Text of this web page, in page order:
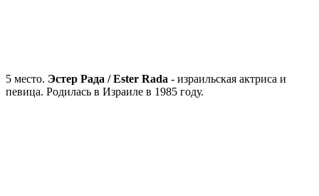
5 место. Эстер Рада / Ester Rada - израильская актриса и
певица. Родилась в Израиле в 1985 году.